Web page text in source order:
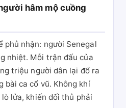
hâm mộ cuồng
phủ nhận: người Senegal
nhiệt. Mỗi trận đấu của
triệu người dân lại đổ ra
bài ca cổ vũ. Không khí
lửa, khiến đối thủ phải